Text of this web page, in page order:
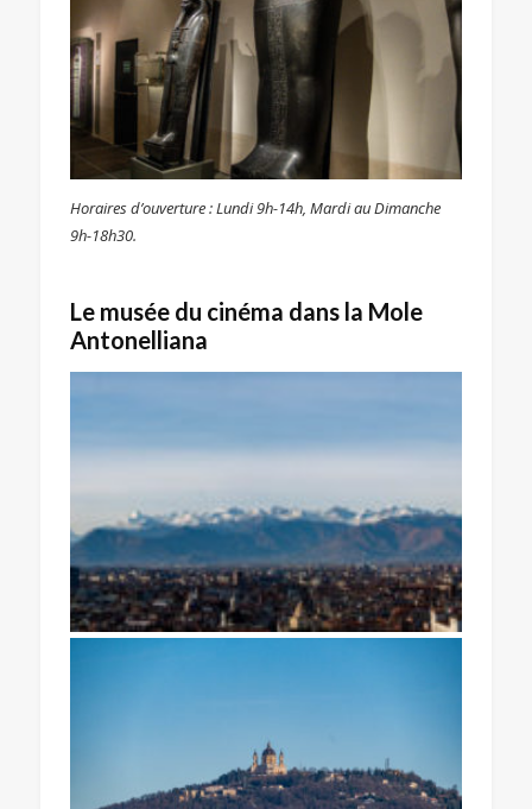
Horaires d’ouverture : Lundi 9h-14h, Mardi au Dimanche
9h-18h30.
Le musée du cinéma dans la Mole
Antonelliana